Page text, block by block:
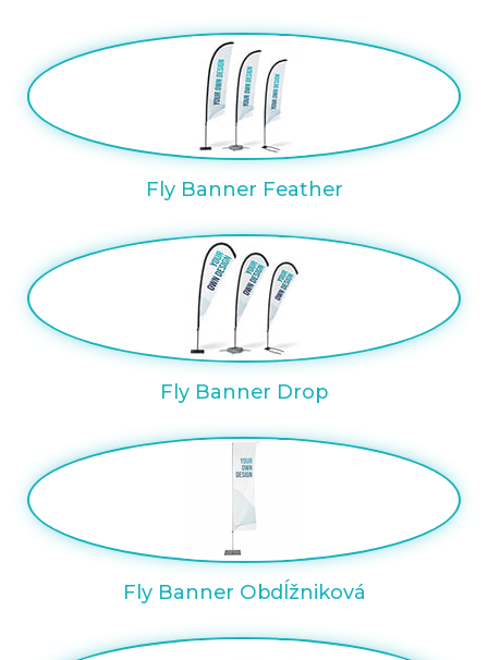
Fly Banner Feather
Fly Banner Drop
Fly Banner Obdĺžniková